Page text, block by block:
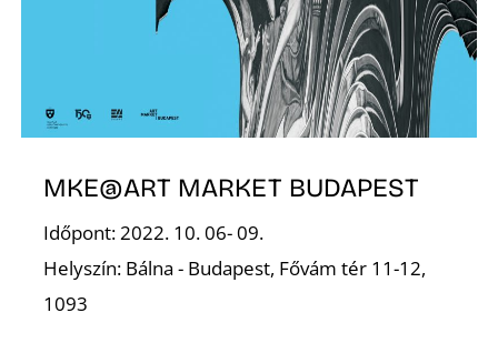
MKE@ART MARKET BUDAPEST
Időpont: 2022. 10. 06- 09.
Helyszín: Bálna - Budapest, Fővám tér 11-12,
1093